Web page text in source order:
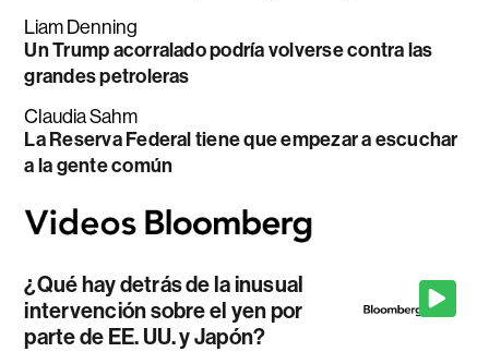
Liam Denning
Un Trump acorralado podría volverse contra las
grandes petroleras
Claudia Sahm
La Reserva Federal tiene que empezar a escuchar
a la gente común
¿Qué hay detrás de la inusual
intervención sobre el yen por
parte de EE. UU. y Japón?